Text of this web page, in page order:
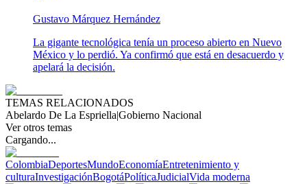
Gustavo Márquez Hernández
La gigante tecnológica tenía un proceso abierto en Nuevo
México y lo perdió. Ya confirmó que está en desacuerdo y
apelará la decisión.
TEMAS RELACIONADOS
Abelardo De La Espriella|Gobierno Nacional
Ver otros temas
Cargando...
ColombiaDeportesMundoEconomíaEntretenimiento y
culturaInvestigaciónBogotáPolíticaJudicialVida moderna